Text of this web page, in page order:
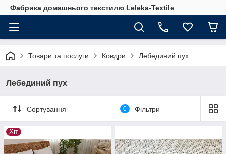
Фабрика домашнього текстилю Leleka-Textile
Товари та послуги Ковдри Лебединий пух
Лебединий пух
Сортування 0 Фільтри
Хіт